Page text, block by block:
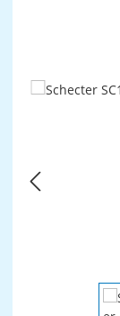
Bildergalerie